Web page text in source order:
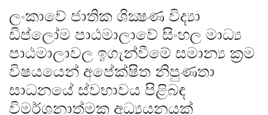
ලංකාවේ ජාතික ශික්‍ෂණ විද්‍යා
ඩිප්ලෝම පාඨමාලාවේ සිංහල මාධ්‍ය
පාඨමාලාවල ඉගැන්වීමේ සමාන්‍ය ක්‍රම
විෂයයෙන් අපේක්ෂිත නිපුණතා
සාධනයේ ස්වභාවය පිළිබඳ
විමර්ශනාත්මක අධ්‍යයනයක්